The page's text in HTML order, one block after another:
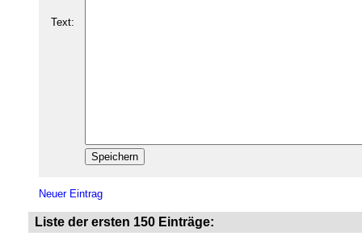
Text:
Neuer Eintrag
Liste der ersten 150 Einträge: